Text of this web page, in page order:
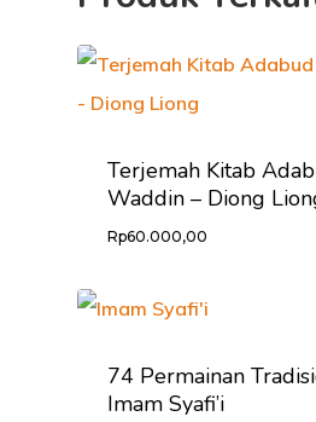
Terjemah Kitab
Waddin – Diong
Rp60.000,00
74 Permainan
Imam Syafi’i